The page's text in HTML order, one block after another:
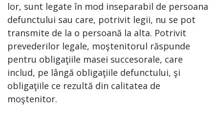
lor, sunt legate în mod inseparabil de persoana
defunctului sau care, potrivit legii, nu se pot
transmite de la o persoană la alta. Potrivit
prevederilor legale, moştenitorul răspunde
pentru obligaţiile masei succesorale, care
includ, pe lângă obligaţiile defunctului, şi
obligaţiile ce rezultă din calitatea de
moştenitor.